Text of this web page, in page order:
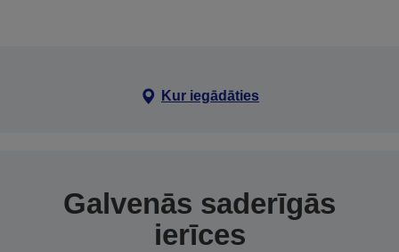
Kur iegādāties
Galvenās saderīgās
ierīces